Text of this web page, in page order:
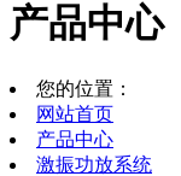
产品中心
您的位置：
网站首页
产品中心
激振功放系统